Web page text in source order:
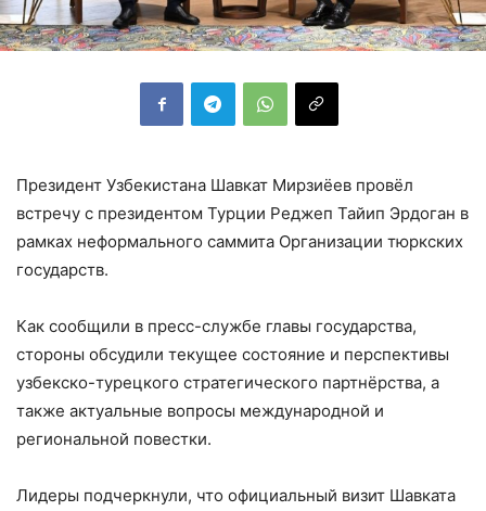
Президент Узбекистана Шавкат Мирзиёев провёл
встречу с президентом Турции Реджеп Тайип Эрдоган в
рамках неформального саммита Организации тюркских
государств.
Как сообщили в пресс-службе главы государства,
стороны обсудили текущее состояние и перспективы
узбекско-турецкого стратегического партнёрства, а
также актуальные вопросы международной и
региональной повестки.
Лидеры подчеркнули, что официальный визит Шавката